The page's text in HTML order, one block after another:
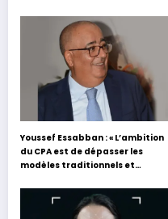
Youssef Essabban : « L’ambition
du CPA est de dépasser les
modèles traditionnels et
s’appuyant sur le partage des
expériences »